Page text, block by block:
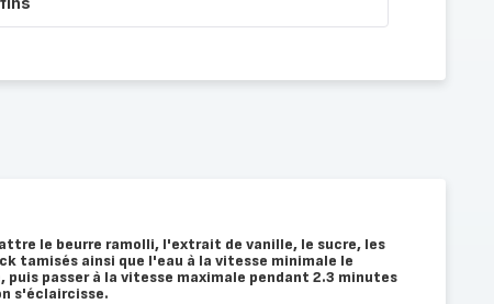
le beurre ramolli, l'extrait de vanille, le sucre, les
tamisés ainsi que l'eau à la vitesse minimale le
puis passer à la vitesse maximale pendant 2.3 minutes
s'éclaircisse.